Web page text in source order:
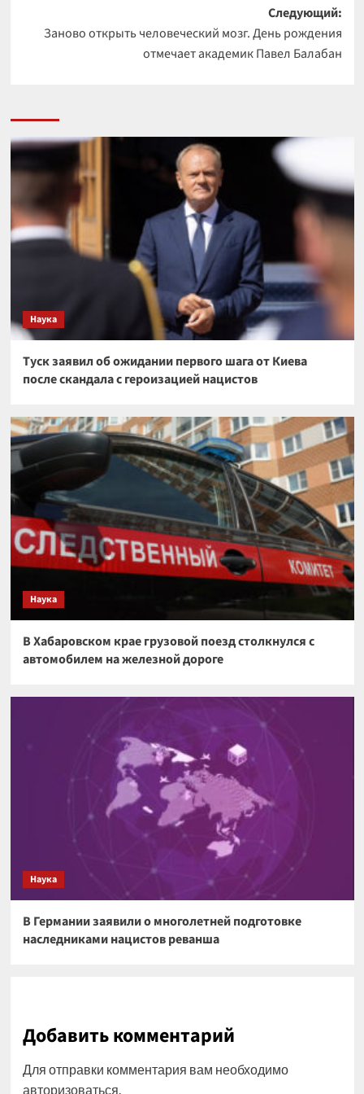
Следующий:
Заново открыть человеческий мозг. День рождения
отмечает академик Павел Балабан
Наука
Туск заявил об ожидании первого шага от Киева
после скандала с героизацией нацистов
Наука
В Хабаровском крае грузовой поезд столкнулся с
автомобилем на железной дороге
Наука
В Германии заявили о многолетней подготовке
наследниками нацистов реванша
Добавить комментарий
Для отправки комментария вам необходимо
авторизоваться.